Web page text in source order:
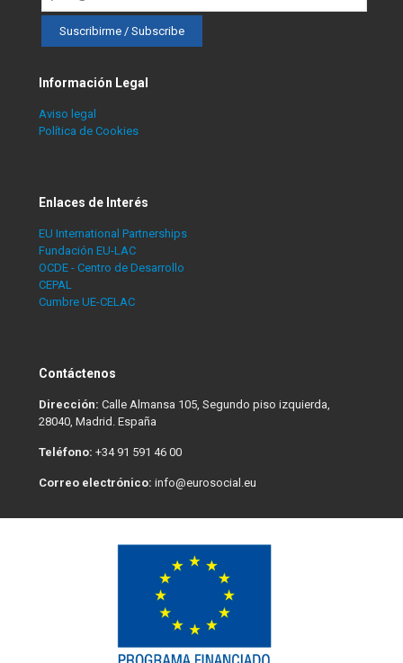
Información Legal
Aviso legal
Política de Cookies
Enlaces de Interés
EU International Partnerships
Fundación EU-LAC
OCDE - Centro de Desarrollo
CEPAL
Cumbre UE-CELAC
Contáctenos
Dirección: Calle Almansa 105, Segundo piso izquierda,
28040, Madrid. España
Teléfono: +34 91 591 46 00
Correo electrónico: info@eurosocial.eu